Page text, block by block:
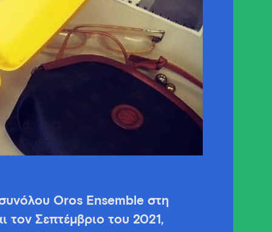
Oros Ensemble στη
τον Σεπτέμβριο του 2021,